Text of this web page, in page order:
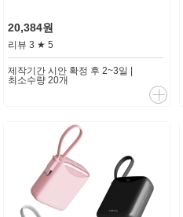
20,384원
리뷰 3 ★ 5
제작기간 시안 확정 후 2~3일 |
최소수량 20개